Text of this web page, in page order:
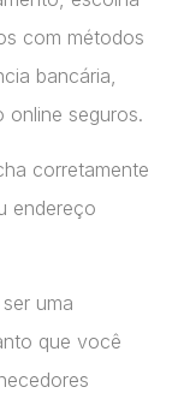
com métodos
bancária,
online seguros.
corretamente
endereço
uma
que você